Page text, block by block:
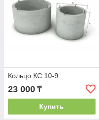
Кольцо КС 10-9
23 000 ₸
Купить